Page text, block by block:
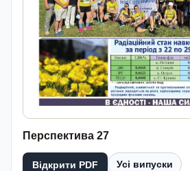
Перспектива 27
Відкрити PDF Усі випуски